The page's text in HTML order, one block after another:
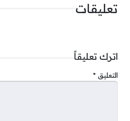
تعليقات
اترك تعليقاً
التعليق *